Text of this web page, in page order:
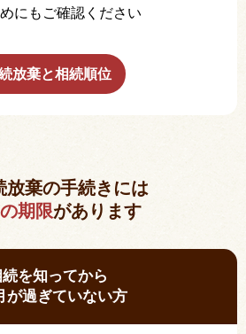
にもご確認ください
放棄と相続順位
放棄の手続きには
期限があります
を知ってから
が過ぎていない方